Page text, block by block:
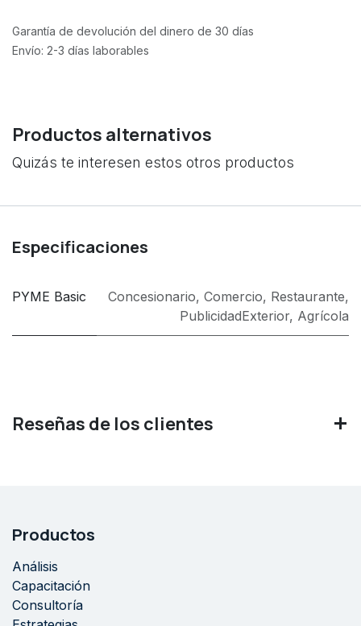
Garantía de devolución del dinero de 30 días
Envío: 2-3 días laborables
Productos alternativos
Quizás te interesen estos otros productos
Especificaciones
PYME Basic Concesionario, Comercio, Restaurante,
PublicidadExterior, Agrícola
Reseñas de los clientes
Productos
Análisis
Capacitación
Consultoría